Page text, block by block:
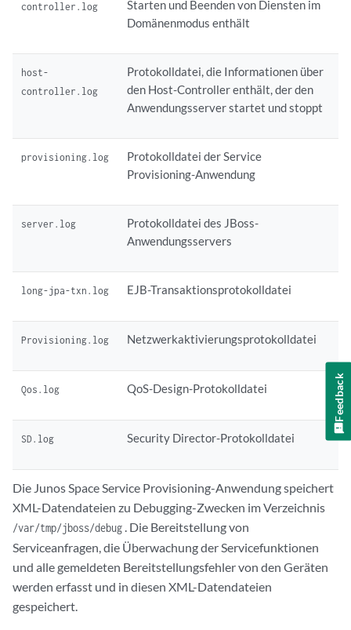
controller.log
Starten und Beenden von Diensten im
Domänenmodus enthält
host-
controller.log
Protokolldatei, die Informationen über
den Host-Controller enthält, der den
Anwendungsserver startet und stoppt
provisioning.log
Protokolldatei der Service
Provisioning-Anwendung
server.log
Protokolldatei des JBoss-
Anwendungsservers
long-jpa-txn.log EJB-Transaktionsprotokolldatei
Provisioning.log Netzwerkaktivierungsprotokolldatei
Qos.log QoS-Design-Protokolldatei
SD.log Security Director-Protokolldatei
Die Junos Space Service Provisioning-Anwendung speichert
XML-Datendateien zu Debugging-Zwecken im Verzeichnis
/var/tmp/jboss/debug . Die Bereitstellung von
Serviceanfragen, die Überwachung der Servicefunktionen
und alle gemeldeten Bereitstellungsfehler von den Geräten
werden erfasst und in diesen XML-Datendateien
gespeichert.
Feedback